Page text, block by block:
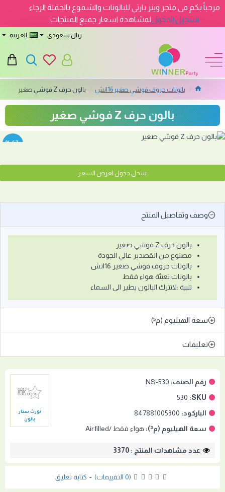
مرحباً بكم فى متجر وينر بارتي للبالونات والشموع بالجملة الرجاء
تسجيل الدخوللمشاهدة اسعار جميع المنتجات
ريال سعودى العربيه
بالونات حروف فوشي صغير 16انش بالون حرف Z فوشي صغير
بالون حرف Z فوشي صغير
-67 %
رقم الصنف: NS-530
SKU:
530
الباركود: 847881005300
سعة الهيليوم (م³):
هواء فقط /Air filled
نورث ستار
بالون
عدد مشاهدات المنتج : 3370
(0 التقييمات) - كتابة تعليق
سجل دخول لعرض السعر
وصف وتفاصيل المنتج
بالون حرف Z فوشي صغير
مصنوع من القصدير عالي الجودة
بالونات حروف فوشي صغير 16انش
بالونات تعبئة هواء فقط
تنبية :لاتترك البالون يطير الى السماء
سعة الهيليوم (م³)
تعليقات